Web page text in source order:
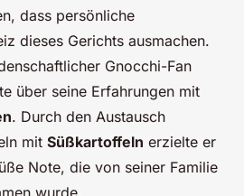
dass persönliche
dieses Gerichts ausmachen.
Gnocchi-Fan
über seine Erfahrungen mit
. Durch den Austausch
mit Süßkartoffeln erzielte er
Note, die von seiner Familie
wurde.